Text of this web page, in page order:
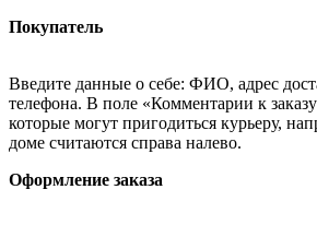
Покупатель
Введите данные о себе: ФИО, адрес
телефона. В поле «Комментарии к
которые могут пригодиться курьеру,
доме считаются справа налево.
Оформление заказа